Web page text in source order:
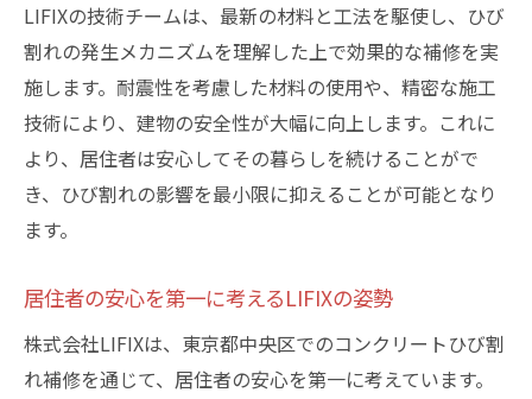
LIFIXの技術チームは、最新の材料と工法を駆使し、ひび
割れの発生メカニズムを理解した上で効果的な補修を実
施します。耐震性を考慮した材料の使用や、精密な施工
技術により、建物の安全性が大幅に向上します。これに
より、居住者は安心してその暮らしを続けることがで
き、ひび割れの影響を最小限に抑えることが可能となり
ます。
居住者の安心を第一に考えるLIFIXの姿勢
株式会社LIFIXは、東京都中央区でのコンクリートひび割
れ補修を通じて、居住者の安心を第一に考えています。